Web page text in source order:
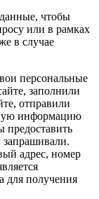
чтобы
или в рамках
в случае
персональные
заполнили
отправили
информацию
предоставить
адрес, номер
для получения